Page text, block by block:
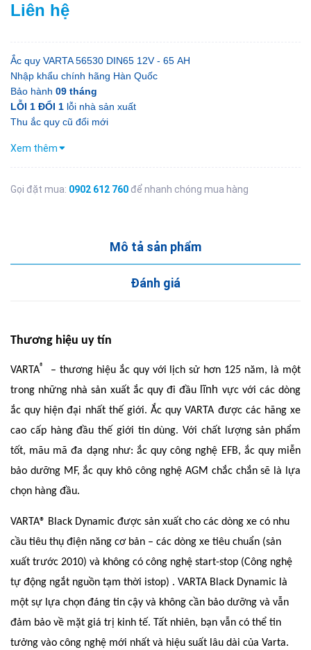
Liên hệ
Ắc quy VARTA 56530 DIN65 12V - 65 AH
Nhập khẩu chính hãng Hàn Quốc
Bảo hành 09 tháng
LỖI 1 ĐỔI 1 lỗi nhà sản xuất
Thu ắc quy cũ đổi mới
Xem thêm
Gọi đặt mua: 0902 612 760 để nhanh chóng mua hàng
Mô tả sản phẩm
Đánh giá
Thương hiệu uy tín
VARTA®
– thương hiệu ắc quy với lịch sử hơn 125 năm, là một
trong những nhà sản xuất ắc quy đi đầu lĩnh vực với các dòng
ắc quy hiện đại nhất thế giới. Ắc quy VARTA được các hãng xe
cao cấp hàng đầu thế giới tin dùng. Với chất lượng sản phẩm
tốt, mãu mã đa dạng như: ắc quy công nghệ EFB, ắc quy miễn
bảo dưỡng MF, ắc quy khô công nghệ AGM chắc chắn sẽ là lựa
chọn hàng đầu.
VARTA® Black Dynamic được sản xuất cho các dòng xe có nhu
cầu tiêu thụ điện năng cơ bản – các dòng xe tiêu chuẩn (sản
xuất trước 2010) và không có công nghệ start-stop (Công nghệ
tự động ngắt nguồn tạm thời istop) . VARTA Black Dynamic là
một sự lựa chọn đáng tin cậy và không cần bảo dưỡng và vẫn
đảm bảo về mặt giá trị kinh tế. Tất nhiên, bạn vẫn có thể tin
tưởng vào công nghệ mới nhất và hiệu suất lâu dài của Varta.